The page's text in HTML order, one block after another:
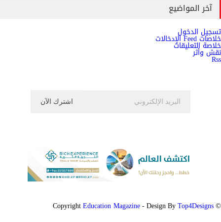
آخر المواضيع
تسجيل الدخول
خلاصات Feed الإدخالات
خلاصة التعليقات
نقش وأثر
Rss
© Copyright
Education Magazine - Design By Top4Designs